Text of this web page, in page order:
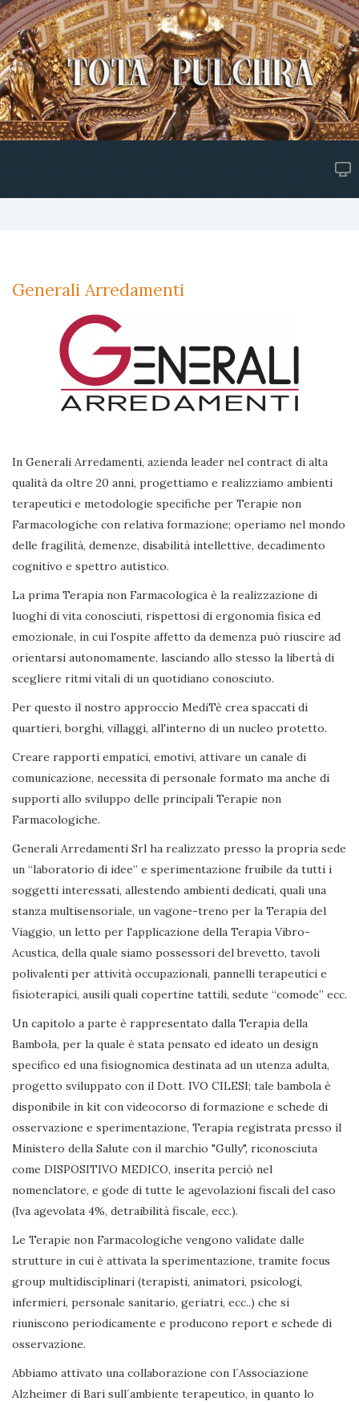
Generali Arredamenti
In Generali Arredamenti, azienda leader nel contract di alta
qualità da oltre 20 anni, progettiamo e realizziamo ambienti
terapeutici e metodologie specifiche per Terapie non
Farmacologiche con relativa formazione; operiamo nel mondo
delle fragilità, demenze, disabilità intellettive, decadimento
cognitivo e spettro autistico.
La prima Terapia non Farmacologica è la realizzazione di
luoghi di vita conosciuti, rispettosi di ergonomia fisica ed
emozionale, in cui l'ospite affetto da demenza può riuscire ad
orientarsi autonomamente, lasciando allo stesso la libertà di
scegliere ritmi vitali di un quotidiano conosciuto.
Per questo il nostro approccio MediTè crea spaccati di
quartieri, borghi, villaggi, all'interno di un nucleo protetto.
Creare rapporti empatici, emotivi, attivare un canale di
comunicazione, necessita di personale formato ma anche di
supporti allo sviluppo delle principali Terapie non
Farmacologiche.
Generali Arredamenti Srl ha realizzato presso la propria sede
un “laboratorio di idee” e sperimentazione fruibile da tutti i
soggetti interessati, allestendo ambienti dedicati, quali una
stanza multisensoriale, un vagone-treno per la Terapia del
Viaggio, un letto per l'applicazione della Terapia Vibro-
Acustica, della quale siamo possessori del brevetto, tavoli
polivalenti per attività occupazionali, pannelli terapeutici e
fisioterapici, ausili quali copertine tattili, sedute “comode” ecc.
Un capitolo a parte è rappresentato dalla Terapia della
Bambola, per la quale è stata pensato ed ideato un design
specifico ed una fisiognomica destinata ad un utenza adulta,
progetto sviluppato con il Dott. IVO CILESI; tale bambola è
disponibile in kit con videocorso di formazione e schede di
osservazione e sperimentazione, Terapia registrata presso il
Ministero della Salute con il marchio "Gully", riconosciuta
come DISPOSITIVO MEDICO, inserita perciò nel
nomenclatore, e gode di tutte le agevolazioni fiscali del caso
(Iva agevolata 4%, detraibilità fiscale, ecc.).
Le Terapie non Farmacologiche vengono validate dalle
strutture in cui è attivata la sperimentazione, tramite focus
group multidisciplinari (terapisti, animatori, psicologi,
infermieri, personale sanitario, geriatri, ecc..) che si
riuniscono periodicamente e producono report e schede di
osservazione.
Abbiamo attivato una collaborazione con l´Associazione
Alzheimer di Bari sull´ambiente terapeutico, in quanto lo